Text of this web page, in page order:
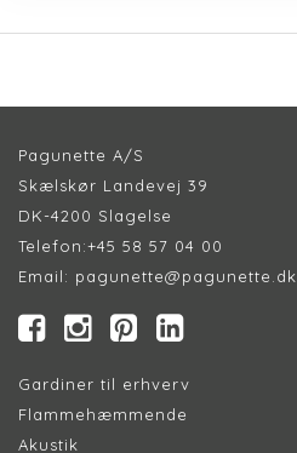
Pagunette A/S
Skælskør Landevej 39
DK-4200 Slagelse
Telefon:+45 58 57 04 00
Email: pagunette@pagunette.dk
Gardiner til erhverv
Flammehæmmende
Akustik